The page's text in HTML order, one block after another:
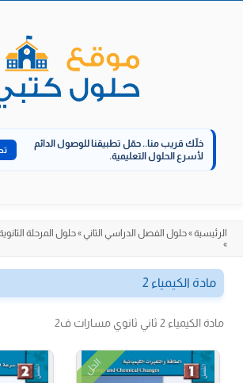
خلّك قريب منا.. حمّل تطبيقنا للوصول الدائم
لأسرع الحلول التعليمية.
الرئيسية»حلول الفصل الدراسي الثاني»حلول المرحلة
»
مادة الكيمياء 2
مادة الكيمياء 2 ثاني ثانوي مسارات ف2
الحل